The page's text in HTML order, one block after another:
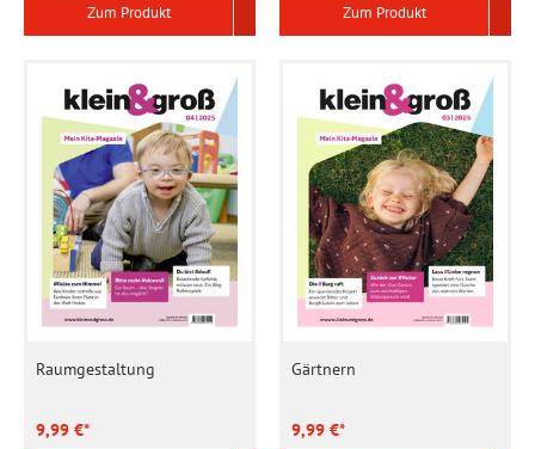
Zum Produkt Zum Produkt
Raumgestaltung
9,99 €*
Gärtnern
9,99 €*